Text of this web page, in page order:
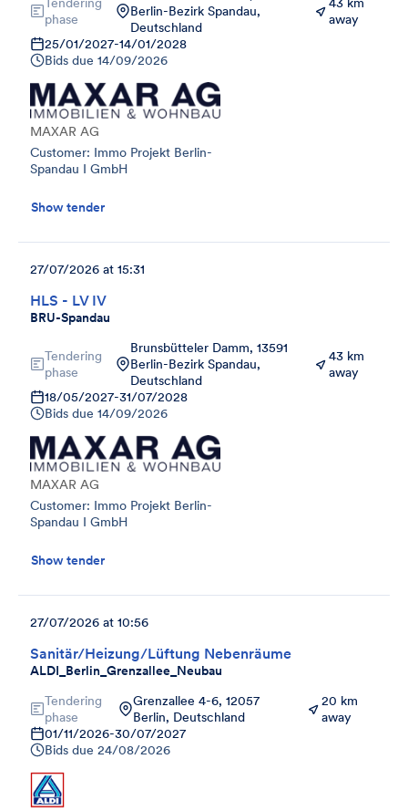
phase
Berlin-Bezirk Spandau,
Deutschland
away
25/01/2027-14/01/2028
Bids due 14/09/2026
MAXAR AG
Customer: Immo Projekt Berlin-
Spandau I GmbH
Show tender
HLS - LV IV
BRU-Spandau
27/07/2026 at 15:31
Tendering
phase
Brunsbütteler Damm, 13591
Berlin-Bezirk Spandau,
Deutschland
43 km
away
18/05/2027-31/07/2028
Bids due 14/09/2026
MAXAR AG
Customer: Immo Projekt Berlin-
Spandau I GmbH
Show tender
Sanitär/Heizung/Lüftung Nebenräume
ALDI_Berlin_Grenzallee_Neubau
27/07/2026 at 10:56
Tendering
phase
Grenzallee 4-6, 12057
Berlin, Deutschland
20 km
away
01/11/2026-30/07/2027
Bids due 24/08/2026